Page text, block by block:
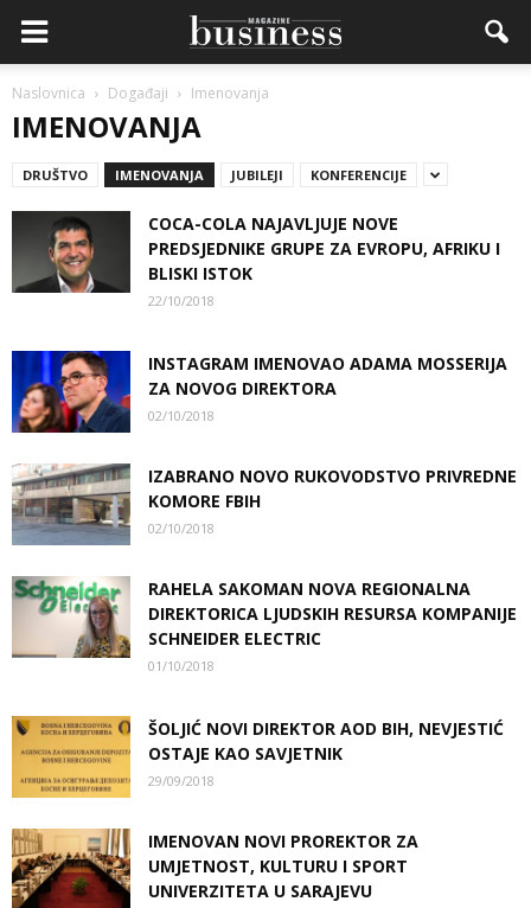
Naslovnica Događaji Imenovanja
IMENOVANJA
DRUŠTVO IMENOVANJA JUBILEJI KONFERENCIJE
COCA-COLA NAJAVLJUJE NOVE
PREDSJEDNIKE GRUPE ZA EVROPU, AFRIKU I
BLISKI ISTOK
22/10/2018
INSTAGRAM IMENOVAO ADAMA MOSSERIJA
ZA NOVOG DIREKTORA
02/10/2018
IZABRANO NOVO RUKOVODSTVO PRIVREDNE
KOMORE FBIH
02/10/2018
RAHELA SAKOMAN NOVA REGIONALNA
DIREKTORICA LJUDSKIH RESURSA KOMPANIJE
SCHNEIDER ELECTRIC
01/10/2018
ŠOLJIĆ NOVI DIREKTOR AOD BIH, NEVJESTIĆ
OSTAJE KAO SAVJETNIK
29/09/2018
IMENOVAN NOVI PROREKTOR ZA
UMJETNOST, KULTURU I SPORT
UNIVERZITETA U SARAJEVU